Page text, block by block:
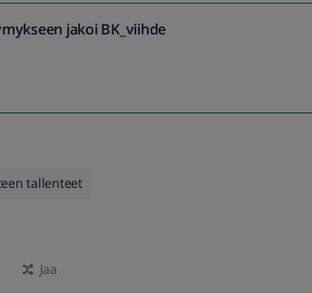
jakoi BK_viihde
tallenteet
Jaa